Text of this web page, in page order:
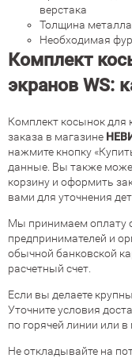
верстака
Толщина
Необходимая
Комплект
экранов WS:
Комплект косынок для
заказа в магазине
нажмите кнопку
данные. Вы также
корзину и оформить
вами для уточнения
Мы принимаем оплату
предпринимателей и
обычной банковской
расчетный счет.
Если вы делаете
Уточните условия
по горячей линии или в
Не откладывайте на